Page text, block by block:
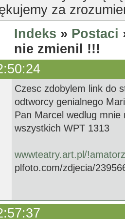
za
Indeks » Postaci
nie zmienil !!!
Czesc zdobylem link do
odtworcy genialnego
Pan Marcel wedlug
wszystkich WPT 1313
wwwteatry.art.pl/
plfoto.com/zdjecia/